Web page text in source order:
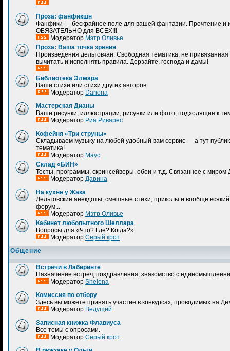
Проза: фанфикшн
Фанфики — бескрайнее поле для вашей фантазии. Прочтение и
ОБЯЗАТЕЛЬНО для ВСЕХ!!!
Модератор Мэтр Оливье
Проза: Ваша точка зрения
Произведения дельтовчан. Свободная тематика, не
вычитать и исполнять правила. Дерзайте, господа и дамы!
Библиотека Элмара
Ваши стихи или стихи других авторов
Модератор Dariona
Мастерская Дианы
Ваши рисунки, иллюстрации, рисунки или фото, подходящие к
Модератор Риа Риварес
Кофейня «Три струны»
Складываем музыку на любой удобный вам сервис — а тут
тематика!
Модератор Маус
Склад «БИН»
Тесты, программы, скринсейверы, обои и т.д. Связанное с миром
Модератор Дарина
На кухне у Жака
Дельтовские анекдоты, смешные стихи, приколы и вообще
форум...
Модератор Мэтр Оливье
Кабинет любопытного Шеллара
Вопросы для «Что? Где? Когда?»
Модератор Серый крот
Общение
Встречи в Лабиринте
Назначение встреч, поздравления, знакомство с
Модератор Shelena
Комиссия по отбору
Здесь вы можете принять участие в конкурсах, проводимых на
Модератор Ведущий
Записная книжка Флавиуса
Все темы с опросами.
Модератор Серый крот